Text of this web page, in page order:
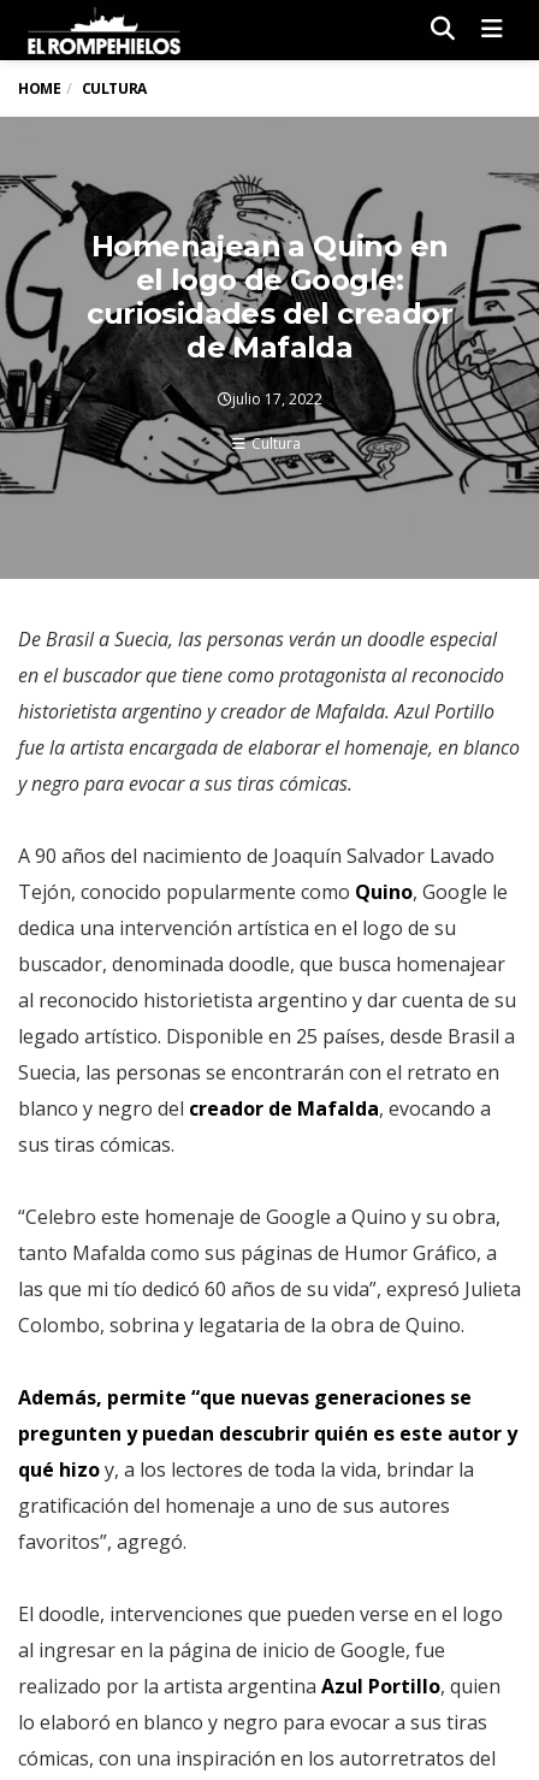
HOME CULTURA
Homenajean a Quino en
el logo de Google:
curiosidades del creador
de Mafalda
julio 17, 2022
Cultura
De Brasil a Suecia, las personas verán un doodle especial
en el buscador que tiene como protagonista al reconocido
historietista argentino y creador de Mafalda. Azul Portillo
fue la artista encargada de elaborar el homenaje, en blanco
y negro para evocar a sus tiras cómicas.
A 90 años del nacimiento de Joaquín Salvador Lavado
Tejón, conocido popularmente como Quino, Google le
dedica una intervención artística en el logo de su
buscador, denominada doodle, que busca homenajear
al reconocido historietista argentino y dar cuenta de su
legado artístico. Disponible en 25 países, desde Brasil a
Suecia, las personas se encontrarán con el retrato en
blanco y negro del creador de Mafalda, evocando a
sus tiras cómicas.
“Celebro este homenaje de Google a Quino y su obra,
tanto Mafalda como sus páginas de Humor Gráfico, a
las que mi tío dedicó 60 años de su vida”, expresó Julieta
Colombo, sobrina y legataria de la obra de Quino.
Además, permite “que nuevas generaciones se
pregunten y puedan descubrir quién es este autor y
qué hizoy, a los lectores de toda la vida, brindar la
gratificación del homenaje a uno de sus autores
favoritos”, agregó.
El doodle, intervenciones que pueden verse en el logo
al ingresar en la página de inicio de Google, fue
realizado por la artista argentina Azul Portillo, quien
lo elaboró en blanco y negro para evocar a sus tiras
cómicas, con una inspiración en los autorretratos del